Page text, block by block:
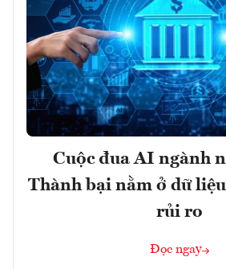
Cuộc đua AI ngành
Thành bại nằm ở dữ
rủi ro
Đọc ngay